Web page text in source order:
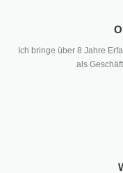
Ich bringe über 8 Jahre
als